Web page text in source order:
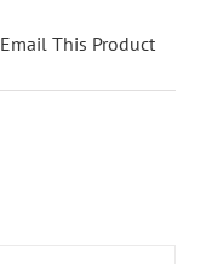
Email This Product